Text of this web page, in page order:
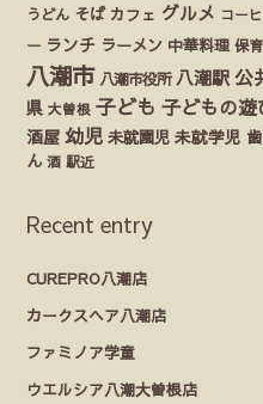
うどん そば カフェ グルメ コー
ー ランチ ラーメン 中華料理 保育
八潮市 八潮市役所 八潮駅 公
県 大曽根 子ども 子どもの遊
酒屋 幼児 未就園児 未就学児
ん 酒 駅近
Recent entry
CUREPRO八潮店
カークスヘア八潮店
ファミノア学童
ウエルシア八潮大曽根店